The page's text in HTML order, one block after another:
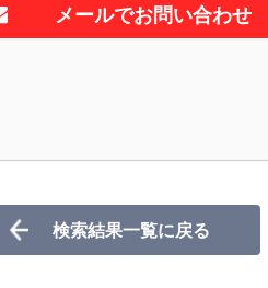
メールでお問い合わせ
検索結果一覧に戻る